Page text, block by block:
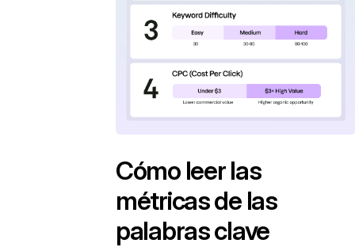
Cómo leer las
métricas de las
palabras clave